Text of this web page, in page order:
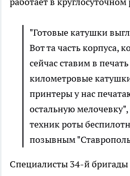
"Готовые катушки
Вот та часть корпуса,
сейчас ставим в
километровые
принтеры у нас
остальную мелочевку",
техник роты
позывным
Специалисты 34-й